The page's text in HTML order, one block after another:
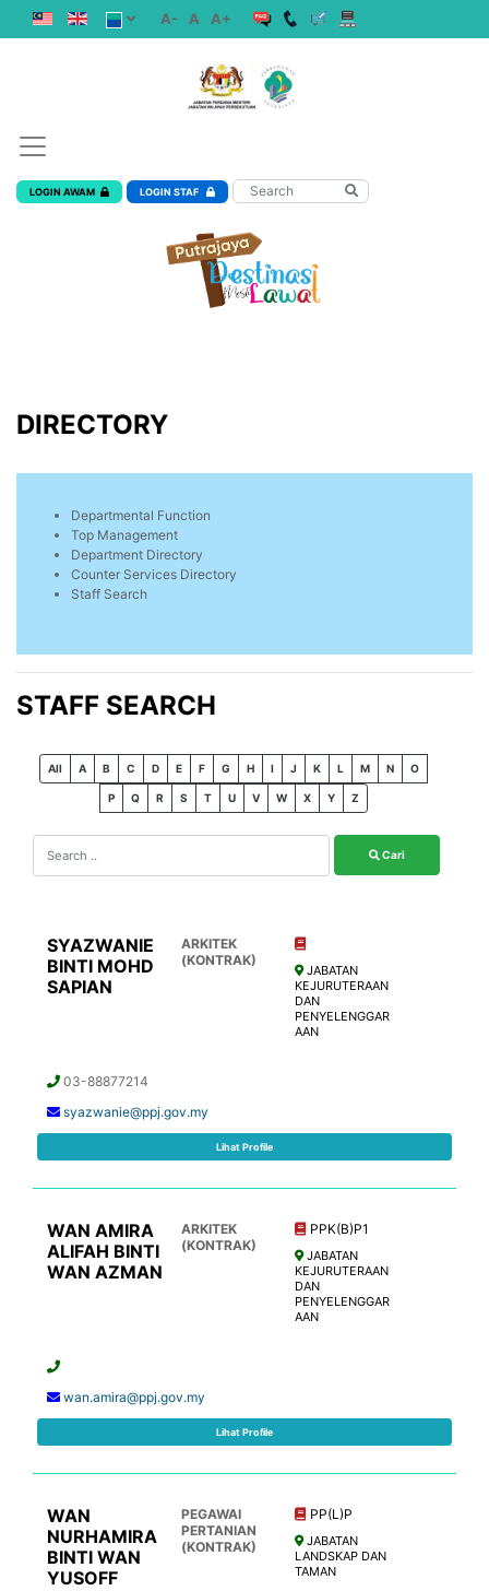
A- A A+
LOGIN AWAM LOGIN STAF
DIRECTORY
Departmental Function
Top Management
Department Directory
Counter Services Directory
Staff Search
STAFF SEARCH
All A B C D E F G H I J K L M N O
P Q R S T U V W X Y Z
Cari
SYAZWANIE
BINTI MOHD
SAPIAN
ARKITEK
(KONTRAK)
JABATAN
KEJURUTERAAN
DAN
PENYELENGGAR
AAN
03-88877214
syazwanie@ppj.gov.my
Lihat Profile
WAN AMIRA
ALIFAH BINTI
WAN AZMAN
ARKITEK
(KONTRAK)
PPK(B)P1
JABATAN
KEJURUTERAAN
DAN
PENYELENGGAR
AAN
wan.amira@ppj.gov.my
Lihat Profile
WAN
NURHAMIRA
BINTI WAN
YUSOFF
PEGAWAI
PERTANIAN
(KONTRAK)
PP(L)P
JABATAN
LANDSKAP DAN
TAMAN